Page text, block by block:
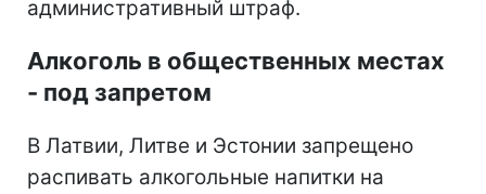
административный штраф.
Алкоголь в общественных местах
- под запретом
В Латвии, Литве и Эстонии запрещено
распивать алкогольные напитки на